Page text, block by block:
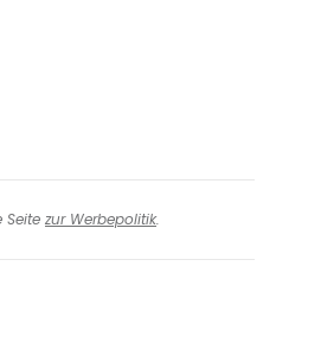
Seite zur Werbepolitik.